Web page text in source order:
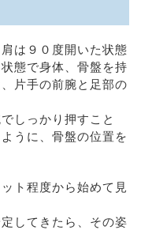
は９０度開いた状態
態で身体、骨盤を持
片手の前腕と足部の
しっかり押すこと
うに、骨盤の位置を
ト程度から始めて見
してきたら、その姿